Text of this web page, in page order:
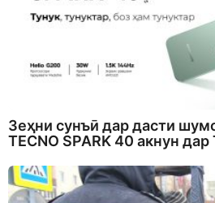
Зеҳни сунъӣ дар дасти
TECNO SPARK 40 акнун